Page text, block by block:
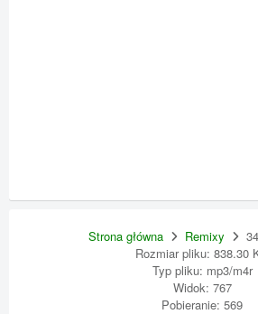
Strona główna Remixy
Rozmiar pliku: 838.30
Typ pliku: mp3/m4r
Widok: 767
Pobieranie: 569